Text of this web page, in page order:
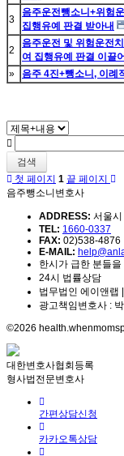
3
음주운전뺑소니+위험
집행유예 판결 받아내
2
음주운전 및 위험운전
여 집행유예 판결 이끌
» 음주 4진+뺑소니, 이례
검색
첫 페이지 1 끝 페이지
음주뺑소니변호사
ADDRESS: 서울
TEL: 1660-0337
FAX: 02)538-4876
E-MAIL:
한시가 급한 분들
24시 법률상담
법무법인 에이앤랩
광고책임변호사 :
©2026
대한변호사협회등록
형사법전문변호사
간편상담신청
카카오톡상담